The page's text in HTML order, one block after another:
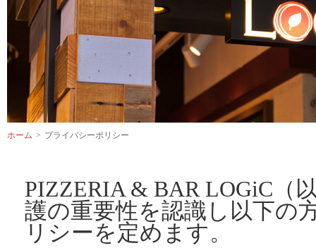
ホーム プライバシーポリシー
PIZZERIA & BAR LOGiC（
護の重要性を認識し以下の
リシーを定めます。